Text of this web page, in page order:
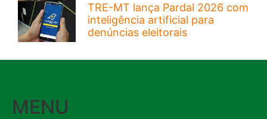
TRE-MT lança Pardal 2026 com
inteligência artificial para
denúncias eleitorais
MENU